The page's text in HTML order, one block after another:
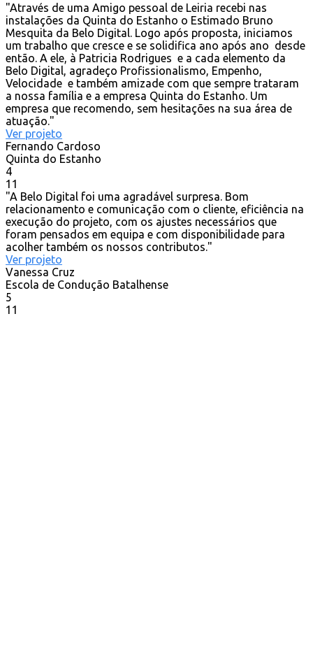
"Através de uma Amigo pessoal de Leiria recebi nas
instalações da Quinta do Estanho o Estimado Bruno
Mesquita da Belo Digital. Logo após proposta, iniciamos
um trabalho que cresce e se solidifica ano após ano desde
então. A ele, à Patricia Rodrigues e a cada elemento da
Belo Digital, agradeço Profissionalismo, Empenho,
Velocidade e também amizade com que sempre trataram
a nossa família e a empresa Quinta do Estanho. Um
empresa que recomendo, sem hesitações na sua área de
atuação."
Ver projeto
Fernando Cardoso
Quinta do Estanho
4
11
"A Belo Digital foi uma agradável surpresa. Bom
relacionamento e comunicação com o cliente, eficiência na
execução do projeto, com os ajustes necessários que
foram pensados em equipa e com disponibilidade para
acolher também os nossos contributos."
Ver projeto
Vanessa Cruz
Escola de Condução Batalhense
5
11